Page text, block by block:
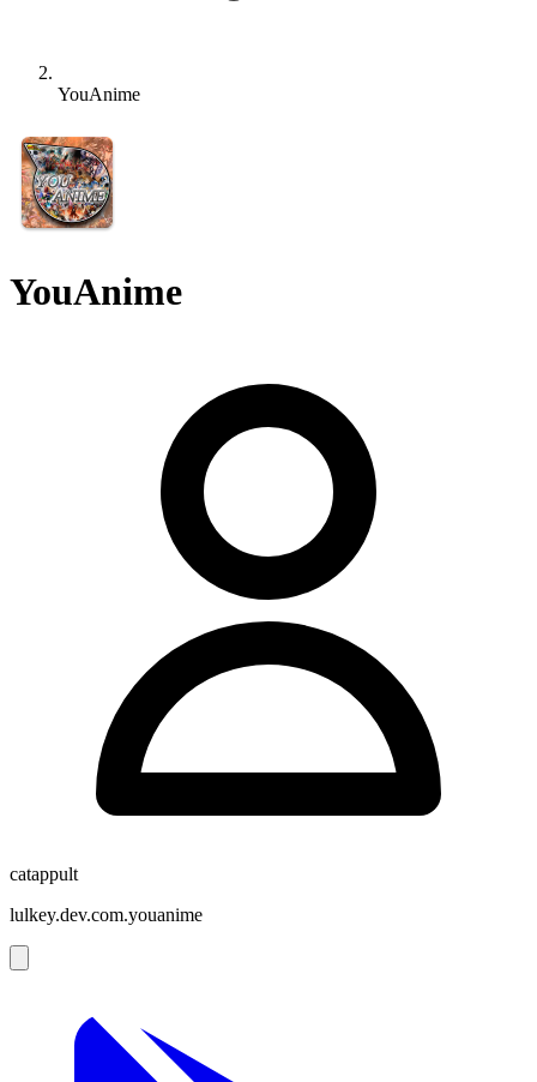
YouAnime
YouAnime
catappult
lulkey.dev.com.youanime